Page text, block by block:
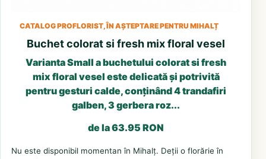
CATALOG PROFLORIST, ÎN AȘTEPTARE PENTRU MIHALȚ
Buchet colorat si fresh mix floral vesel
Varianta Small a buchetului colorat si fresh
mix floral vesel este delicată și potrivită
pentru gesturi calde, conținând 4 trandafiri
galben, 3 gerbera roz...
de la 63.95 RON
Nu este disponibil momentan în Mihalț. Deții o florărie în